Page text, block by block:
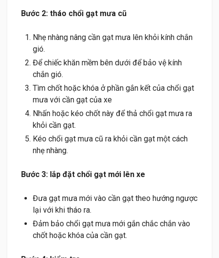
Bước 2: tháo chổi gạt mưa cũ
Nhẹ nhàng nâng cần gạt mưa lên khỏi kính chắn
gió.
Để chiếc khăn mềm bên dưới để bảo vệ kính
chắn gió.
Tìm chốt hoặc khóa ở phần gắn kết của chổi gạt
mưa với cần gạt của xe
Nhấn hoặc kéo chốt này để thả chổi gạt mưa ra
khỏi cần gạt.
Kéo chổi gạt mưa cũ ra khỏi cần gạt một cách
nhẹ nhàng.
Bước 3: lắp đặt chổi gạt mới lên xe
Đưa gạt mưa mới vào cần gạt theo hướng ngược
lại với khi tháo ra.
Đảm bảo chổi gạt mưa mới gắn chắc chắn vào
chốt hoặc khóa của cần gạt.